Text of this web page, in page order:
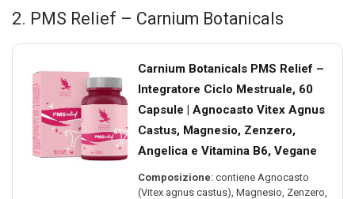
2. PMS Relief – Carnium Botanicals
Carnium Botanicals PMS Relief –
Integratore Ciclo Mestruale, 60
Capsule | Agnocasto Vitex Agnus
Castus, Magnesio, Zenzero,
Angelica e Vitamina B6, Vegane
Composizione: contiene Agnocasto
(Vitex agnus castus), Magnesio, Zenzero,